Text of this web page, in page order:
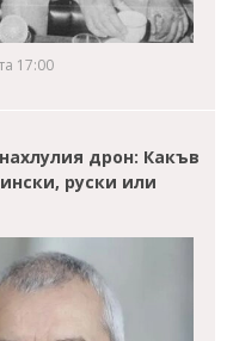
17:00
дрон: Какъв
руски или